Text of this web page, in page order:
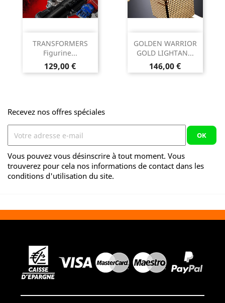
TRANSFORMERS
Figurine...
Prix
129,00 €
GOLDEN WARRIOR
GOLD LIGHTAN...
Prix
146,00 €
Recevez nos offres spéciales
Vous pouvez vous désinscrire à tout moment. Vous
trouverez pour cela nos informations de contact dans les
conditions d'utilisation du site.